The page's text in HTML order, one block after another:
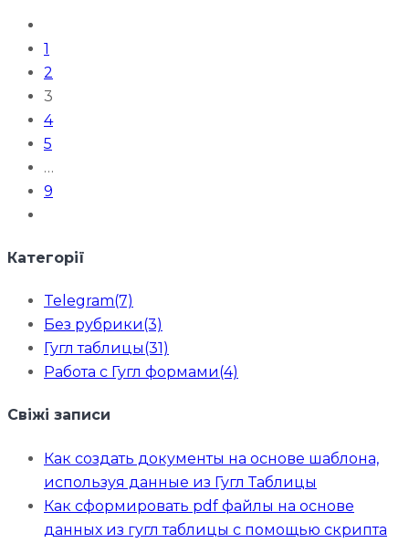
1
2
3
4
5
…
9
Категорії
Telegram(7)
Без рубрики(3)
Гугл таблицы(31)
Работа с Гугл формами(4)
Свіжі записи
Как создать документы на основе шаблона,
используя данные из Гугл Таблицы
Как сформировать pdf файлы на основе
данных из гугл таблицы с помощью скрипта